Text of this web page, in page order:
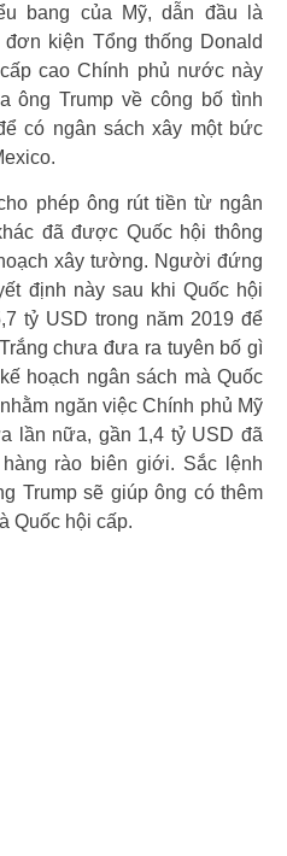
bang của Mỹ, dẫn đầu là
kiện Tổng thống Donald
cao Chính phủ nước này
ông Trump về công bố tình
có ngân sách xây một bức
phép ông rút tiền từ ngân
đã được Quốc hội thông
xây tường. Người đứng
định này sau khi Quốc hội
tỷ USD trong năm 2019 để
chưa đưa ra tuyên bố gì
hoạch ngân sách mà Quốc
ngăn việc Chính phủ Mỹ
lần nữa, gần 1,4 tỷ USD đã
rào biên giới. Sắc lệnh
Trump sẽ giúp ông có thêm
Quốc hội cấp.